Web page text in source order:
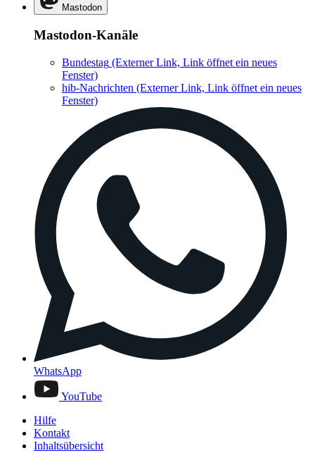
Mastodon
Mastodon-Kanäle
Bundestag (Externer Link, Link öffnet ein neues
Fenster)
hib-Nachrichten (Externer Link, Link öffnet ein neues
Fenster)
WhatsApp
YouTube
Hilfe
Kontakt
Inhaltsübersicht